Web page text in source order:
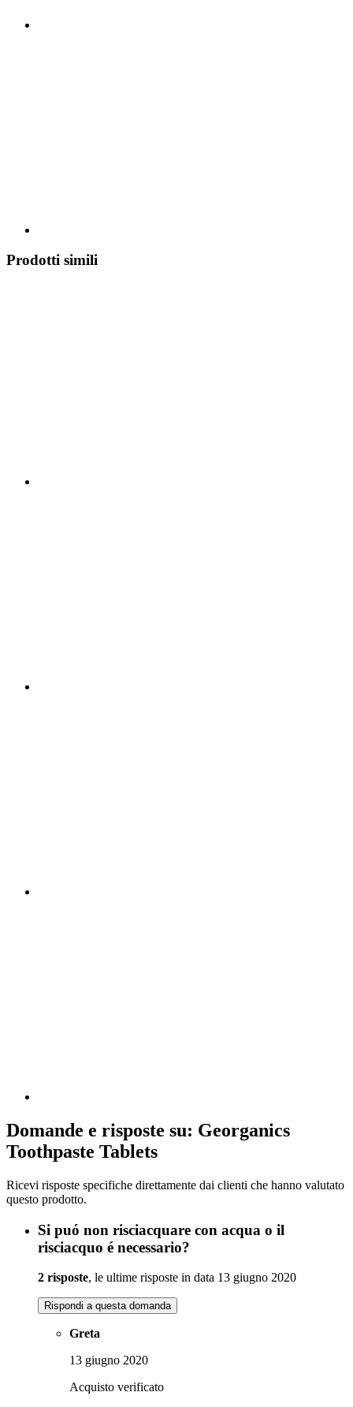
Prodotti simili
Domande e risposte su: Georganics
Toothpaste Tablets
Ricevi risposte specifiche direttamente dai clienti che hanno valutato
questo prodotto.
Si puó non risciacquare con acqua o il
risciacquo é necessario?
2 risposte, le ultime risposte in data 13 giugno 2020
Rispondi a questa domanda
Greta
13 giugno 2020
Acquisto verificato